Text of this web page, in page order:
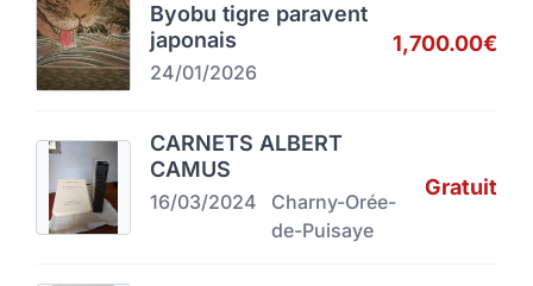
Byobu tigre paravent
japonais
24/01/2026
1,700.00€
CARNETS ALBERT
CAMUS
16/03/2024
Charny-Orée-
de-Puisaye
Gratuit